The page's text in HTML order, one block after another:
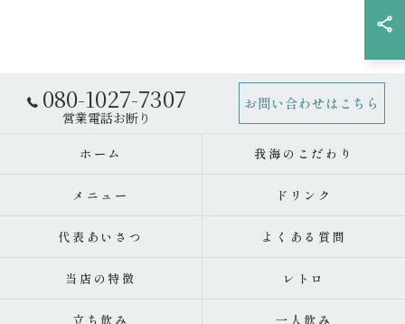
080-1027-7307 お問い合わせはこちら
ホーム 我海のこだわり
メニュー ドリンク
代表あいさつ よくある質問
当店の特徴 レトロ
立ち飲み 一人飲み